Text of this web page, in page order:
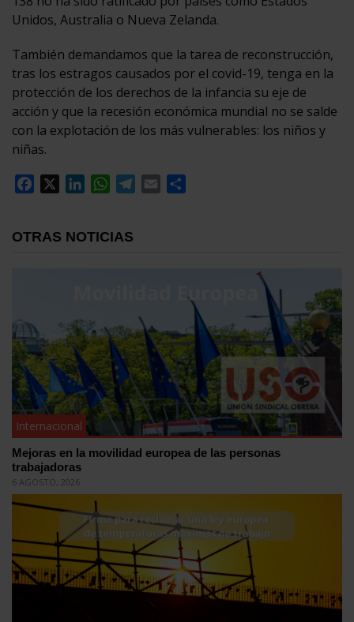
Unidos, Australia o Nueva Zelanda.
También demandamos que la tarea de reconstrucción,
tras los estragos causados por el covid-19, tenga en la
protección de los derechos de la infancia su eje de
acción y que la recesión económica mundial no se salde
con la explotación de los más vulnerables: los niños y
niñas.
Facebook
LinkedInWhatsApp
Telegram
Email
OTRAS NOTICIAS
Internacional
Mejoras en la movilidad europea de las personas
trabajadoras
6 AGOSTO, 2026